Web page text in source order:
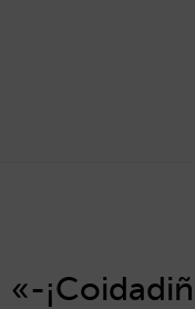
«-